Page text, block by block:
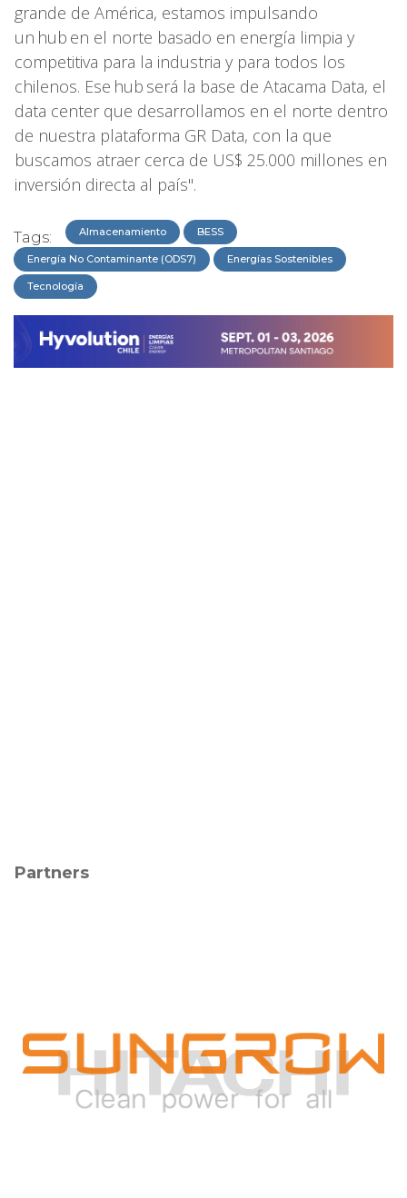
grande de América, estamos impulsando
un hub en el norte basado en energía limpia y
competitiva para la industria y para todos los
chilenos. Ese hub será la base de Atacama Data, el
data center que desarrollamos en el norte dentro
de nuestra plataforma GR Data, con la que
buscamos atraer cerca de US$ 25.000 millones en
inversión directa al país".
Tags: Almacenamiento BESS
Energía No Contaminante (ODS7) Energías Sostenibles
Tecnología
Partners